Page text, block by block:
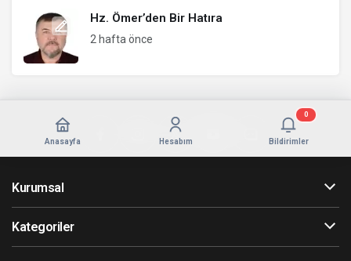
Hz. Ömer’den Bir Hatıra
2 hafta önce
Anasayfa Hesabım Bildirimler
0
Kurumsal
Kategoriler